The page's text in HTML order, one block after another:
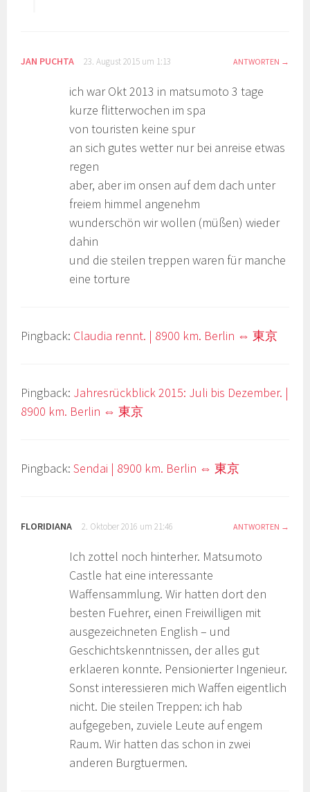
JAN PUCHTA 23. August 2015 um 1:13 ANTWORTEN
ich war Okt 2013 in matsumoto 3 tage
kurze flitterwochen im spa
von touristen keine spur
an sich gutes wetter nur bei anreise etwas
regen
aber, aber im onsen auf dem dach unter
freiem himmel angenehm
wunderschön wir wollen (müßen) wieder
dahin
und die steilen treppen waren für manche
eine torture
Pingback: Claudia rennt. | 8900 km. Berlin ⇔ 東京
Pingback: Jahresrückblick 2015: Juli bis Dezember. |
8900 km. Berlin ⇔ 東京
Pingback:Sendai | 8900 km. Berlin ⇔ 東京
FLORIDIANA 2. Oktober 2016 um 21:46 ANTWORTEN
Ich zottel noch hinterher. Matsumoto
Castle hat eine interessante
Waffensammlung. Wir hatten dort den
besten Fuehrer, einen Freiwilligen mit
ausgezeichneten English – und
Geschichtskenntnissen, der alles gut
erklaeren konnte. Pensionierter Ingenieur.
Sonst interessieren mich Waffen eigentlich
nicht. Die steilen Treppen: ich hab
aufgegeben, zuviele Leute auf engem
Raum. Wir hatten das schon in zwei
anderen Burgtuermen.